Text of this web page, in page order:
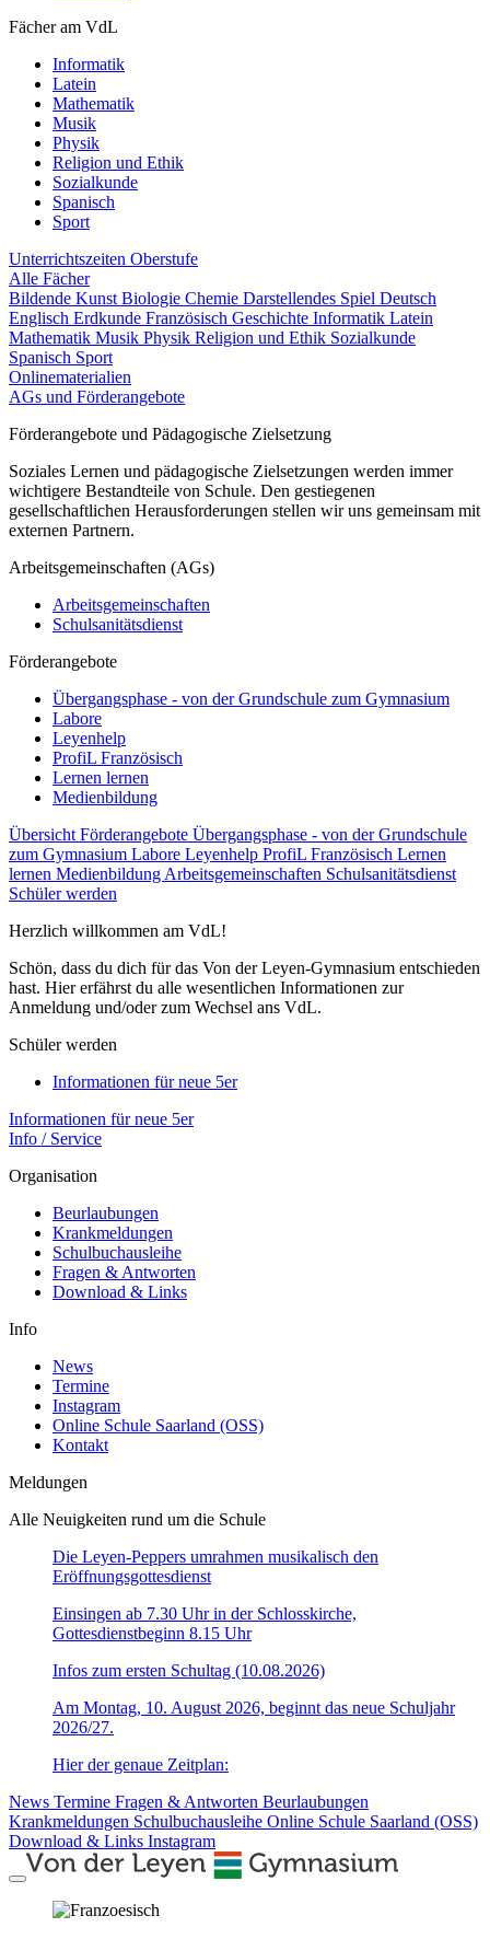
Fächer am VdL
Informatik
Latein
Mathematik
Musik
Physik
Religion und Ethik
Sozialkunde
Spanisch
Sport
Unterrichtszeiten Oberstufe
Alle Fächer
Bildende Kunst Biologie Chemie Darstellendes Spiel Deutsch
Englisch Erdkunde Französisch Geschichte Informatik Latein
Mathematik Musik Physik Religion und Ethik Sozialkunde
Spanisch Sport
Onlinematerialien
AGs und Förderangebote
Förderangebote und Pädagogische Zielsetzung
Soziales Lernen und pädagogische Zielsetzungen werden immer
wichtigere Bestandteile von Schule. Den gestiegenen
gesellschaftlichen Herausforderungen stellen wir uns gemeinsam mit
externen Partnern.
Arbeitsgemeinschaften (AGs)
Arbeitsgemeinschaften
Schulsanitätsdienst
Förderangebote
Übergangsphase - von der Grundschule zum Gymnasium
Labore
Leyenhelp
ProfiL Französisch
Lernen lernen
Medienbildung
Übersicht Förderangebote Übergangsphase - von der Grundschule
zum Gymnasium Labore Leyenhelp ProfiL Französisch Lernen
lernen Medienbildung Arbeitsgemeinschaften Schulsanitätsdienst
Schüler werden
Herzlich willkommen am VdL!
Schön, dass du dich für das Von der Leyen-Gymnasium entschieden
hast. Hier erfährst du alle wesentlichen Informationen zur
Anmeldung und/oder zum Wechsel ans VdL.
Schüler werden
Informationen für neue 5er
Informationen für neue 5er
Info / Service
Organisation
Beurlaubungen
Krankmeldungen
Schulbuchausleihe
Fragen & Antworten
Download & Links
Info
News
Termine
Instagram
Online Schule Saarland (OSS)
Kontakt
Meldungen
Alle Neuigkeiten rund um die Schule
Die Leyen-Peppers umrahmen musikalisch den
Eröffnungsgottesdienst
Einsingen ab 7.30 Uhr in der Schlosskirche,
Gottesdienstbeginn 8.15 Uhr
Infos zum ersten Schultag (10.08.2026)
Am Montag, 10. August 2026, beginnt das neue Schuljahr
2026/27.
Hier der genaue Zeitplan:
News Termine Fragen & Antworten Beurlaubungen
Krankmeldungen Schulbuchausleihe Online Schule Saarland (OSS)
Download & Links Instagram